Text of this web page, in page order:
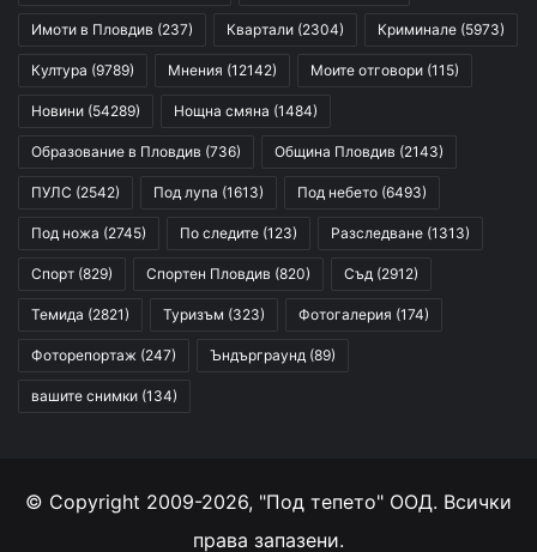
Имоти в Пловдив (237) Квартали (2304) Криминале (5973)
Култура (9789) Мнения (12142) Моите отговори (115)
Новини (54289) Нощна смяна (1484)
Образование в Пловдив (736) Община Пловдив (2143)
ПУЛС (2542) Под лупа (1613) Под небето (6493)
Под ножа (2745) По следите (123) Разследване (1313)
Спорт (829) Спортен Пловдив (820) Съд (2912)
Темида (2821) Туризъм (323) Фотогалерия (174)
Фоторепортаж (247) Ъндърграунд (89)
вашите снимки (134)
© Copyright 2009-2026, "Под тепето" ООД. Всички
права запазени.